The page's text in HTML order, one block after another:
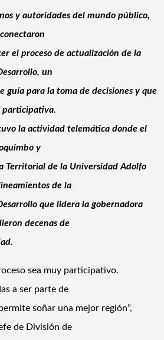
y autoridades del mundo público,
el proceso de actualización de la
un
guía para la toma de decisiones y que
participativa.
la actividad telemática donde el
y
Territorial de la Universidad Adolfo
de la
que lidera la gobernadora
decenas de
sea muy participativo.
a ser parte de
soñar una mejor región”,
de División de